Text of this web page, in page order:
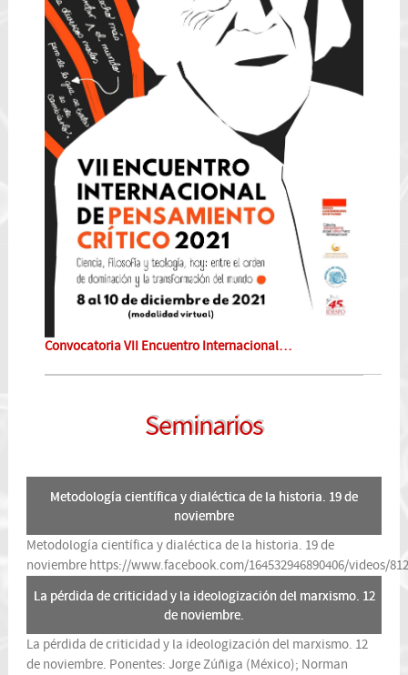
Convocatoria VII Encuentro Internacional…
Seminarios
Metodología científica y dialéctica de la historia. 19 de
noviembre
Metodología científica y dialéctica de la historia. 19 de
noviembre https://www.facebook.com/164532946890406/videos/
La pérdida de criticidad y la ideologización del marxismo. 12
de noviembre.
La pérdida de criticidad y la ideologización del marxismo. 12
de noviembre. Ponentes: Jorge Zúñiga (México); Norman